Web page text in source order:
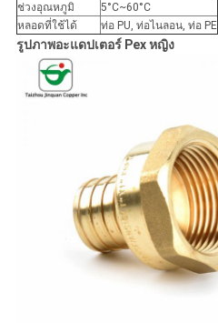
ช่วงอุณหภูมิ
5°C~60°C
หลอดที่ใช้ได้
ท่อ PU, ท่อไนลอน, ท่อ PE
รูปภาพอะแดปเตอร์ Pex หญิง